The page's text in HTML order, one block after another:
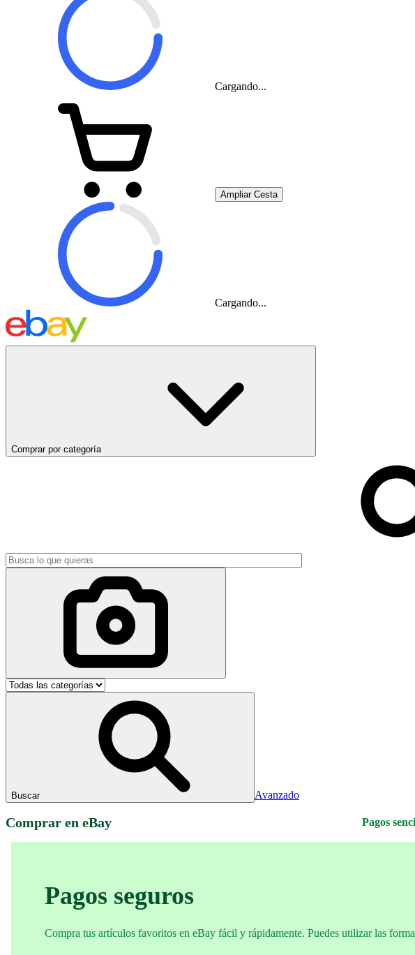
Cargando...
Ampliar Cesta
Cargando...
Comprar por categoría
Buscar Avanzado
Comprar en eBay Pagos
Pagos seguros
Compra tus artículos favoritos en eBay fácil y rápidamente. Puedes utilizar las